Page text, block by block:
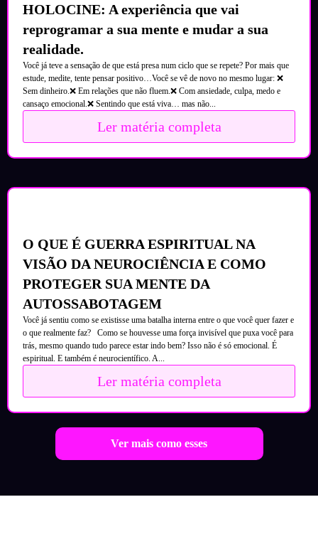
HOLOCINE: A experiência que vai
reprogramar a sua mente e mudar a sua
realidade.
Você já teve a sensação de que está presa num ciclo que se repete? Por mais que
estude, medite, tente pensar positivo…Você se vê de novo no mesmo lugar: ❌
Sem dinheiro.❌ Em relações que não fluem.❌ Com ansiedade, culpa, medo e
cansaço emocional.❌ Sentindo que está viva… mas não...
Ler matéria completa
O QUE É GUERRA ESPIRITUAL NA
VISÃO DA NEUROCIÊNCIA E COMO
PROTEGER SUA MENTE DA
AUTOSSABOTAGEM
Você já sentiu como se existisse uma batalha interna entre o que você quer fazer e
o que realmente faz? Como se houvesse uma força invisível que puxa você para
trás, mesmo quando tudo parece estar indo bem? Isso não é só emocional. É
espiritual. E também é neurocientífico. A...
Ler matéria completa
Ver mais como esses